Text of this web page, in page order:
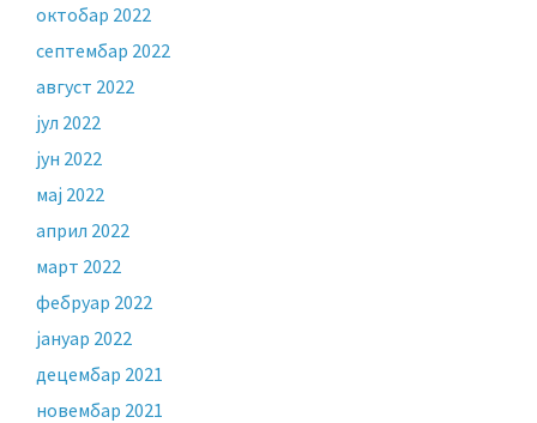
октобар 2022
септембар 2022
август 2022
јул 2022
јун 2022
мај 2022
април 2022
март 2022
фебруар 2022
јануар 2022
децембар 2021
новембар 2021